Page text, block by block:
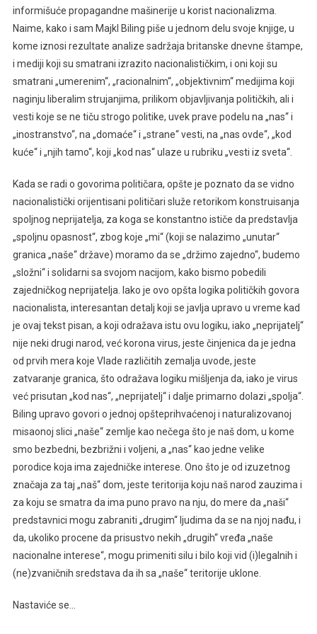
informišuće propagandne mašinerije u korist nacionalizma.
Naime, kako i sam Majkl Biling piše u jednom delu svoje knjige, u
kome iznosi rezultate analize sadržaja britanske dnevne štampe,
i mediji koji su smatrani izrazito nacionalističkim, i oni koji su
smatrani „umerenim“, „racionalnim“, „objektivnim“ medijima koji
naginju liberalim strujanjima, prilikom objavljivanja političkih, ali i
vesti koje se ne tiču strogo politike, uvek prave podelu na „nas“ i
„inostranstvo“, na „domaće“ i „strane“ vesti, na „nas ovde“, „kod
kuće“ i „njih tamo“, koji „kod nas“ ulaze u rubriku „vesti iz sveta“.
Kada se radi o govorima političara, opšte je poznato da se vidno
nacionalistički orijentisani političari služe retorikom konstruisanja
spoljnog neprijatelja, za koga se konstantno ističe da predstavlja
„spoljnu opasnost“, zbog koje „mi“ (koji se nalazimo „unutar“
granica „naše“ države) moramo da se „držimo zajedno“, budemo
„složni“ i solidarni sa svojom nacijom, kako bismo pobedili
zajedničkog neprijatelja. Iako je ovo opšta logika političkih govora
nacionalista, interesantan detalj koji se javlja upravo u vreme kad
je ovaj tekst pisan, a koji odražava istu ovu logiku, iako „neprijatelj“
nije neki drugi narod, već korona virus, jeste činjenica da je jedna
od prvih mera koje Vlade različitih zemalja uvode, jeste
zatvaranje granica, što odražava logiku mišljenja da, iako je virus
već prisutan „kod nas“, „neprijatelj“ i dalje primarno dolazi „spolja“.
Biling upravo govori o jednoj opšteprihvaćenoj i naturalizovanoj
misaonoj slici „naše“ zemlje kao nečega što je naš dom, u kome
smo bezbedni, bezbrižni i voljeni, a „nas“ kao jedne velike
porodice koja ima zajedničke interese. Ono što je od izuzetnog
značaja za taj „naš“ dom, jeste teritorija koju naš narod zauzima i
za koju se smatra da ima puno pravo na nju, do mere da „naši“
predstavnici mogu zabraniti „drugim“ ljudima da se na njoj nađu, i
da, ukoliko procene da prisustvo nekih „drugih“ vređa „naše
nacionalne interese“, mogu primeniti silu i bilo koji vid (i)legalnih i
(ne)zvaničnih sredstava da ih sa „naše“ teritorije uklone.
Nastaviće se…